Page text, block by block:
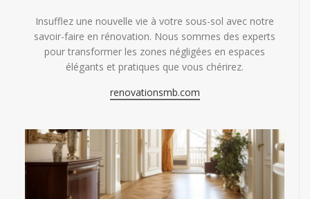
Insufflez une nouvelle vie à votre sous-sol avec notre
savoir-faire en rénovation. Nous sommes des experts
pour transformer les zones négligées en espaces
élégants et pratiques que vous chérirez.
renovationsmb.com